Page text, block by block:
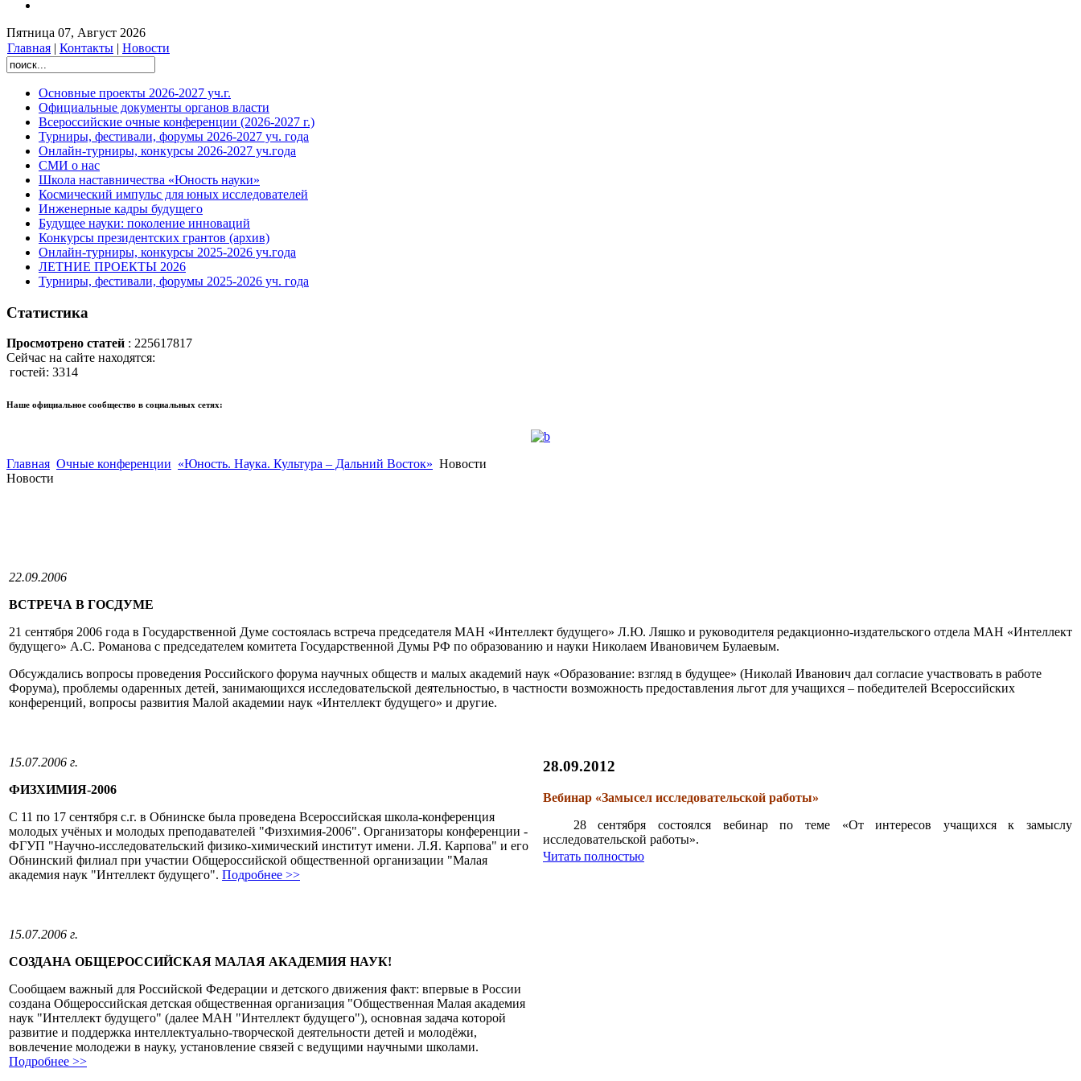
Пятница 07, Август 2026
Главная | Контакты | Новости
Основные проекты 2026-2027 уч.г.
Официальные документы органов власти
Всероссийские очные конференции (2026-2027 г.)
Турниры, фестивали, форумы 2026-2027 уч. года
Онлайн-турниры, конкурсы 2026-2027 уч.года
СМИ о нас
Школа наставничества «Юность науки»
Космический импульс для юных исследователей
Инженерные кадры будущего
Будущее науки: поколение инноваций
Конкурсы президентских грантов (архив)
Онлайн-турниры, конкурсы 2025-2026 уч.года
ЛЕТНИЕ ПРОЕКТЫ 2026
Турниры, фестивали, форумы 2025-2026 уч. года
Статистика
Просмотрено статей : 225617817
Сейчас на сайте находятся:
гостей: 3314
Наше официальное сообщество в социальных сетях:
Главная Очные конференции «Юность. Наука. Культура – Дальний Восток» Новости
Новости
22.09.2006
ВСТРЕЧА В ГОСДУМЕ
21 сентября 2006 года в Государственной Думе состоялась встреча председателя МАН «Интеллект будущего» Л.Ю. Ляшко и руководителя редакционно-издательского отдела МАН «Интеллект
будущего» А.С. Романова с председателем комитета Государственной Думы РФ по образованию и науки Николаем Ивановичем Булаевым.
Обсуждались вопросы проведения Российского форума научных обществ и малых академий наук «Образование: взгляд в будущее» (Николай Иванович дал согласие участвовать в работе
Форума), проблемы одаренных детей, занимающихся исследовательской деятельностью, в частности возможность предоставления льгот для учащихся – победителей Всероссийских
конференций, вопросы развития Малой академии наук «Интеллект будущего» и другие.
15.07.2006 г.
ФИЗХИМИЯ-2006
С 11 по 17 сентября с.г. в Обнинске была проведена Всероссийская школа-конференция
молодых учёных и молодых преподавателей "Физхимия-2006". Организаторы конференции -
ФГУП "Научно-исследовательский физико-химический институт имени. Л.Я. Карпова" и его
Обнинский филиал при участии Общероссийской общественной организации "Малая
академия наук "Интеллект будущего". Подробнее >>
15.07.2006 г.
СОЗДАНА ОБЩЕРОССИЙСКАЯ МАЛАЯ АКАДЕМИЯ НАУК!
Сообщаем важный для Российской Федерации и детского движения факт: впервые в России
создана Общероссийская детская общественная организация "Общественная Малая академия
наук "Интеллект будущего" (далее МАН "Интеллект будущего"), основная задача которой
развитие и поддержка интеллектуально-творческой деятельности детей и молодёжи,
вовлечение молодежи в науку, установление связей с ведущими научными школами.
Подробнее >>
28.09.2012
Вебинар «Замысел исследовательской работы»
28 сентября состоялся вебинар по теме «От интересов учащихся к замыслу
исследовательской работы».
Читать полностью